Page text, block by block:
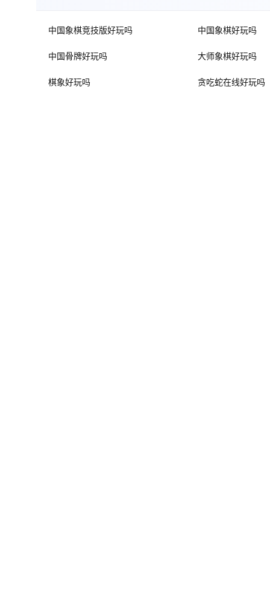
中国象棋竞技版好玩吗 中国象棋好玩吗
中国骨牌好玩吗 大师象棋好玩吗
棋象好玩吗 贪吃蛇在线好玩吗